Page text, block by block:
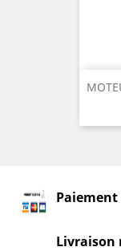
Paiement
Livraison